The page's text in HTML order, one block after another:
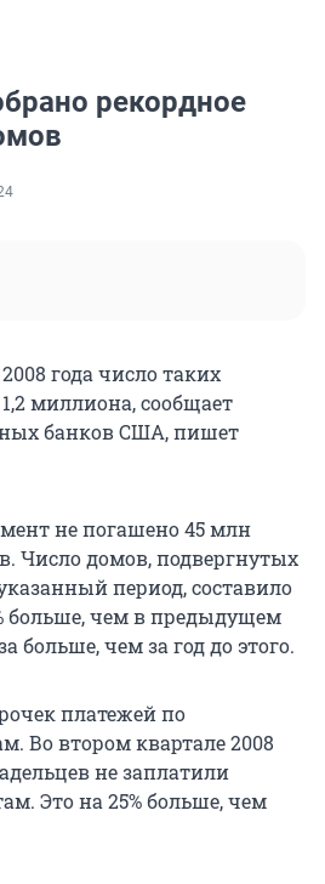
рекордное
года число таких
миллиона, сообщает
банков США, пишет
не погашено 45 млн
Число домов, подвергнутых
период, составило
больше, чем в предыдущем
больше, чем за год до этого.
платежей по
Во втором квартале 2008
не заплатили
Это на 25% больше, чем